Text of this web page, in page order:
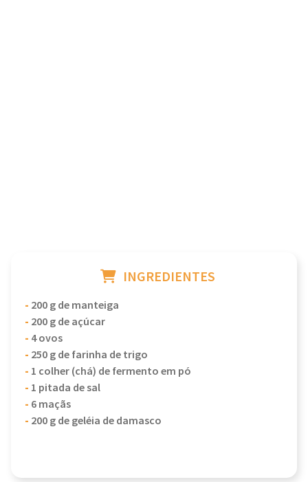
INGREDIENTES
- 200 g de manteiga
- 200 g de açúcar
- 4 ovos
- 250 g de farinha de trigo
- 1 colher (chá) de fermento em pó
- 1 pitada de sal
- 6 maçãs
- 200 g de geléia de damasco